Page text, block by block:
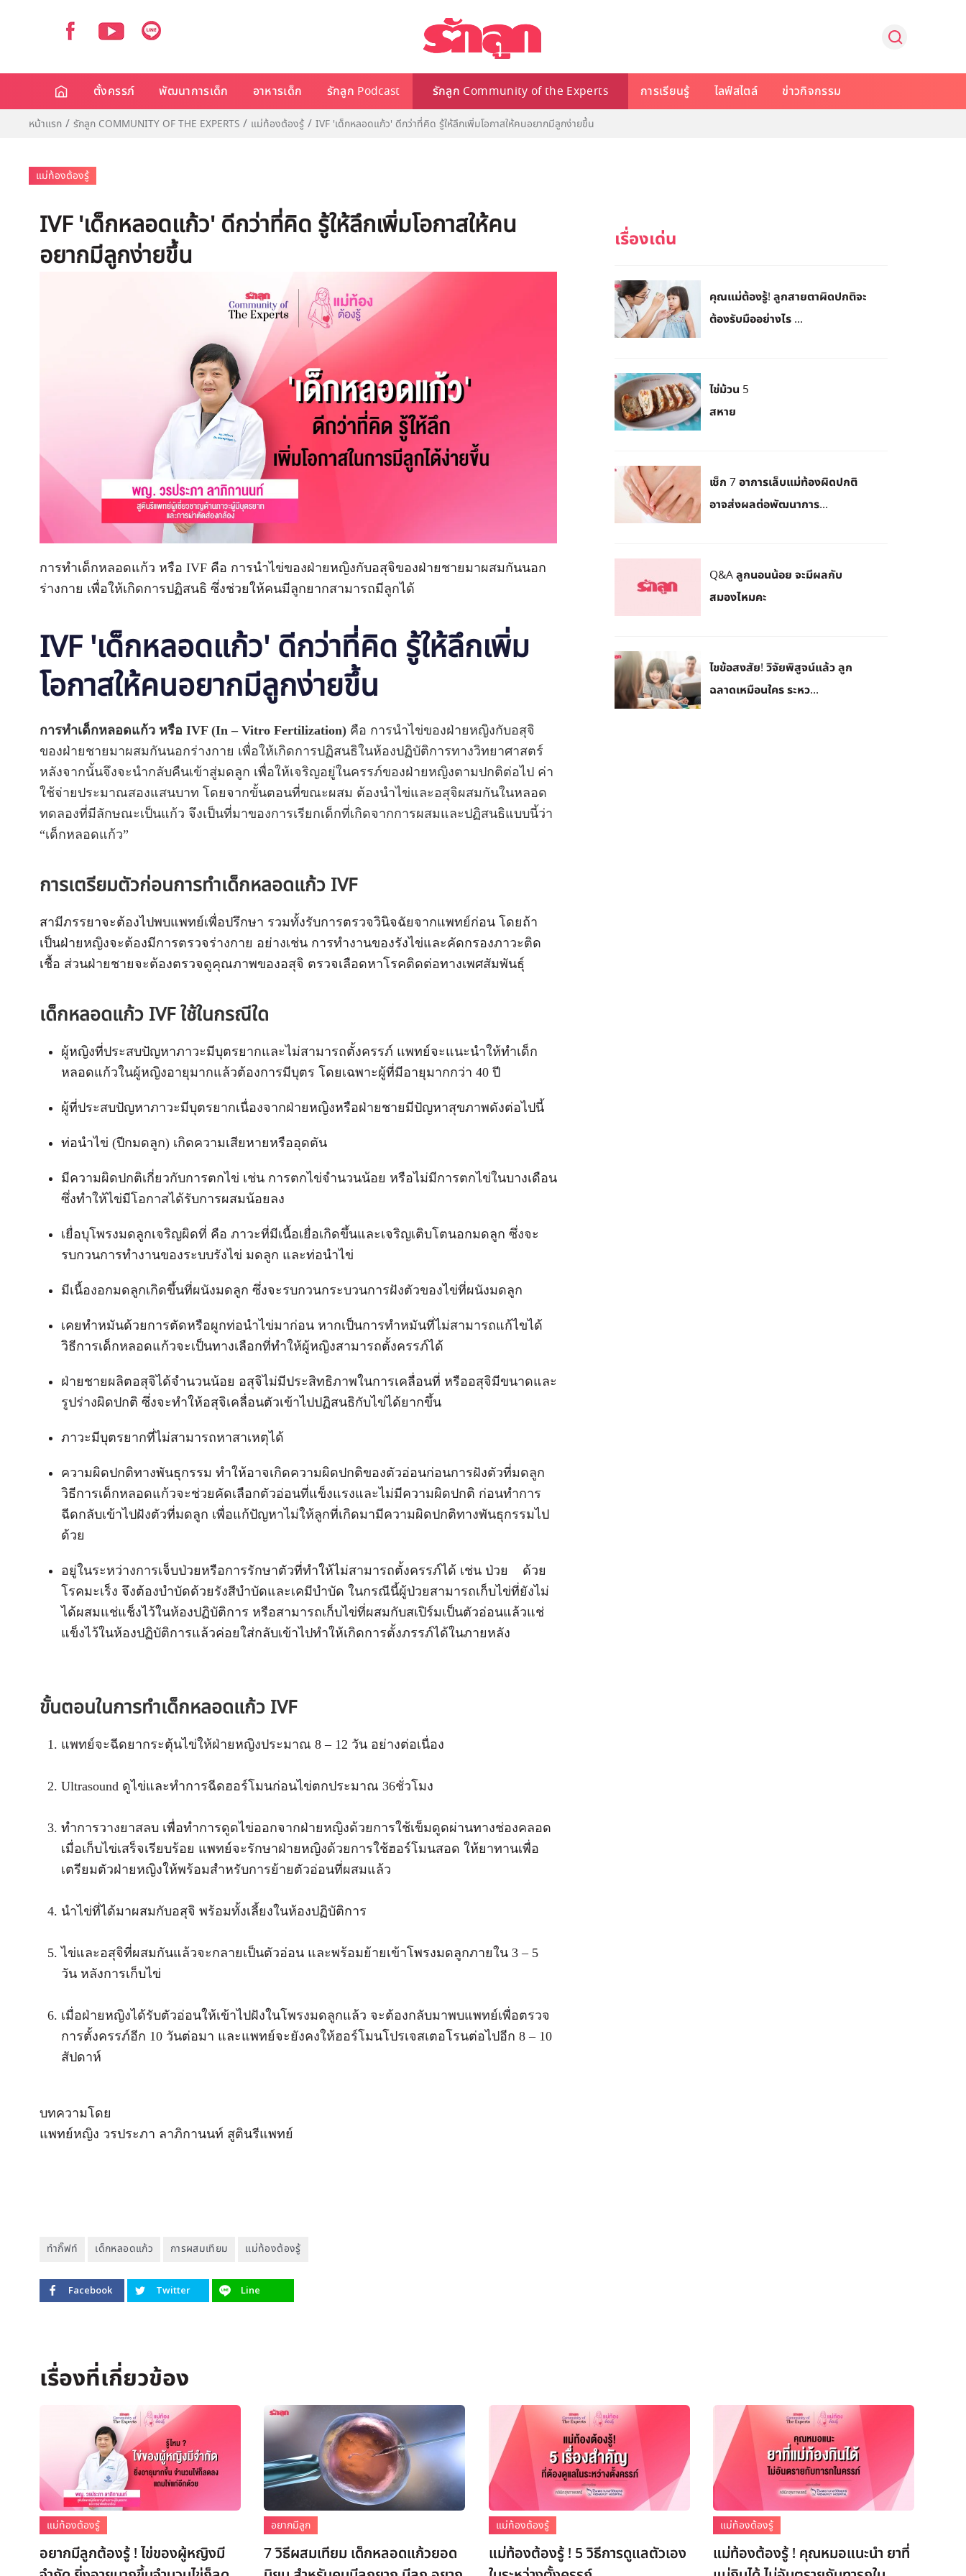
ตั้งครรภ์ พัฒนาการเด็ก อาหารเด็ก รักลูก Podcast รักลูก Community of the Experts การเรียนรู้ ไลฟ์สไตล์ ข่าวกิจกรรม
หน้าแรก รักลูก COMMUNITY OF THE EXPERTS แม่ท้องต้องรู้ IVF 'เด็กหลอดแก้ว' ดีกว่าที่คิด รู้ให้ลึกเพิ่มโอกาสให้คนอยากมีลูกง่ายขึ้น
แม่ท้องต้องรู้
IVF 'เด็กหลอดแก้ว' ดีกว่าที่คิด รู้ให้ลึกเพิ่มโอกาสให้คน
อยากมีลูกง่ายขึ้น
การทำเด็กหลอดแก้ว หรือ IVF คือ การนำไข่ของฝ่ายหญิงกับอสุจิของฝ่ายชายมาผสมกันนอก
ร่างกาย เพื่อให้เกิดการปฏิสนธิ ซึ่งช่วยให้คนมีลูกยากสามารถมีลูกได้
IVF 'เด็กหลอดแก้ว' ดีกว่าที่คิด รู้ให้ลึกเพิ่ม
โอกาสให้คนอยากมีลูกง่ายขึ้น
การทำเด็กหลอดแก้ว หรือ IVF (In – Vitro Fertilization) คือ การนำไข่ของฝ่ายหญิงกับอสุจิ
ของฝ่ายชายมาผสมกันนอกร่างกาย เพื่อให้เกิดการปฏิสนธิในห้องปฏิบัติการทางวิทยาศาสตร์
หลังจากนั้นจึงจะนำกลับคืนเข้าสู่มดลูก เพื่อให้เจริญอยู่ในครรภ์ของฝ่ายหญิงตามปกติต่อไป ค่า
ใช้จ่ายประมาณสองแสนบาท โดยจากขั้นตอนที่ขณะผสม ต้องนำไข่และอสุจิผสมกันในหลอด
ทดลองที่มีลักษณะเป็นแก้ว จึงเป็นที่มาของการเรียกเด็กที่เกิดจากการผสมและปฏิสนธิแบบนี้ว่า
“เด็กหลอดแก้ว”
การเตรียมตัวก่อนการทำเด็กหลอดแก้ว IVF
สามีภรรยาจะต้องไปพบแพทย์เพื่อปรึกษา รวมทั้งรับการตรวจวินิจฉัยจากแพทย์ก่อน โดยถ้า
เป็นฝ่ายหญิงจะต้องมีการตรวจร่างกาย อย่างเช่น การทำงานของรังไข่และคัดกรองภาวะติด
เชื้อ ส่วนฝ่ายชายจะต้องตรวจดูคุณภาพของอสุจิ ตรวจเลือดหาโรคติดต่อทางเพศสัมพันธุ์
เด็กหลอดแก้ว IVF ใช้ในกรณีใด
ผู้หญิงที่ประสบปัญหาภาวะมีบุตรยากและไม่สามารถตั้งครรภ์ แพทย์จะแนะนำให้ทำเด็ก
หลอดแก้วในผู้หญิงอายุมากแล้วต้องการมีบุตร โดยเฉพาะผู้ที่มีอายุมากกว่า 40 ปี
ผู้ที่ประสบปัญหาภาวะมีบุตรยากเนื่องจากฝ่ายหญิงหรือฝ่ายชายมีปัญหาสุขภาพดังต่อไปนี้
ท่อนำไข่ (ปีกมดลูก) เกิดความเสียหายหรืออุดตัน
มีความผิดปกติเกี่ยวกับการตกไข่ เช่น การตกไข่จำนวนน้อย หรือไม่มีการตกไข่ในบางเดือน
ซึ่งทำให้ไข่มีโอกาสได้รับการผสมน้อยลง
เยื่อบุโพรงมดลูกเจริญผิดที่ คือ ภาวะที่มีเนื้อเยื่อเกิดขึ้นและเจริญเติบโตนอกมดลูก ซึ่งจะ
รบกวนการทำงานของระบบรังไข่ มดลูก และท่อนำไข่
มีเนื้องอกมดลูกเกิดขึ้นที่ผนังมดลูก ซึ่งจะรบกวนกระบวนการฝังตัวของไข่ที่ผนังมดลูก
เคยทำหมันด้วยการตัดหรือผูกท่อนำไข่มาก่อน หากเป็นการทำหมันที่ไม่สามารถแก้ไขได้
วิธีการเด็กหลอดแก้วจะเป็นทางเลือกที่ทำให้ผู้หญิงสามารถตั้งครรภ์ได้
ฝ่ายชายผลิตอสุจิได้จำนวนน้อย อสุจิไม่มีประสิทธิภาพในการเคลื่อนที่ หรืออสุจิมีขนาดและ
รูปร่างผิดปกติ ซึ่งจะทำให้อสุจิเคลื่อนตัวเข้าไปปฏิสนธิกับไข่ได้ยากขึ้น
ภาวะมีบุตรยากที่ไม่สามารถหาสาเหตุได้
ความผิดปกติทางพันธุกรรม ทำให้อาจเกิดความผิดปกติของตัวอ่อนก่อนการฝังตัวที่มดลูก
วิธีการเด็กหลอดแก้วจะช่วยคัดเลือกตัวอ่อนที่แข็งแรงและไม่มีความผิดปกติ ก่อนทำการ
ฉีดกลับเข้าไปฝังตัวที่มดลูก เพื่อแก้ปัญหาไม่ให้ลูกที่เกิดมามีความผิดปกติทางพันธุกรรมไป
ด้วย
อยู่ในระหว่างการเจ็บป่วยหรือการรักษาตัวที่ทำให้ไม่สามารถตั้งครรภ์ได้ เช่น ป่วย ด้วย
โรคมะเร็ง จึงต้องบำบัดด้วยรังสีบำบัดและเคมีบำบัด ในกรณีนี้ผู้ป่วยสามารถเก็บไข่ที่ยังไม่
ได้ผสมแช่แช็งไว้ในห้องปฏิบัติการ หรือสามารถเก็บไข่ที่ผสมกับสเปิร์มเป็นตัวอ่อนแล้วแช่
แข็งไว้ในห้องปฏิบัติการแล้วค่อยใส่กลับเข้าไปทำให้เกิดการตั้งภรรภ์ได้ในภายหลัง
ขั้นตอนในการทำเด็กหลอดแก้ว IVF
แพทย์จะฉีดยากระตุ้นไข่ให้ฝ่ายหญิงประมาณ 8 – 12 วัน อย่างต่อเนื่อง
Ultrasound ดูไข่และทำการฉีดฮอร์โมนก่อนไข่ตกประมาณ 36ชั่วโมง
ทำการวางยาสลบ เพื่อทำการดูดไข่ออกจากฝ่ายหญิงด้วยการใช้เข็มดูดผ่านทางช่องคลอด
เมื่อเก็บไข่เสร็จเรียบร้อย แพทย์จะรักษาฝ่ายหญิงด้วยการใช้ฮอร์โมนสอด ให้ยาทานเพื่อ
เตรียมตัวฝ่ายหญิงให้พร้อมสำหรับการย้ายตัวอ่อนที่ผสมแล้ว
นำไข่ที่ได้มาผสมกับอสุจิ พร้อมทั้งเลี้ยงในห้องปฏิบัติการ
ไข่และอสุจิที่ผสมกันแล้วจะกลายเป็นตัวอ่อน และพร้อมย้ายเข้าโพรงมดลูกภายใน 3 – 5
วัน หลังการเก็บไข่
เมื่อฝ่ายหญิงได้รับตัวอ่อนให้เข้าไปฝังในโพรงมดลูกแล้ว จะต้องกลับมาพบแพทย์เพื่อตรวจ
การตั้งครรภ์อีก 10 วันต่อมา และแพทย์จะยังคงให้ฮอร์โมนโปรเจสเตอโรนต่อไปอีก 8 – 10
สัปดาห์
บทความโดย
แพทย์หญิง วรประภา ลาภิกานนท์ สูตินรีแพทย์
ทำกิ๊ฟท์ เด็กหลอดแก้ว การผสมเทียม แม่ท้องต้องรู้
Facebook Twitter Line
คุณแม่ต้องรู้! ลูกสายตาผิดปกติจะ
ต้องรับมืออย่างไร ...
ไข่ม้วน 5
สหาย
เช็ก 7 อาการเล็บแม่ท้องผิดปกติ
อาจส่งผลต่อพัฒนาการ...
Q&A ลูกนอนน้อย จะมีผลกับ
สมองไหมคะ
ไขข้อสงสัย! วิจัยพิสูจน์แล้ว ลูก
ฉลาดเหมือนใคร ระหว...
แม่ท้องต้องรู้
อยากมีลูกต้องรู้ ! ไข่ของผู้หญิงมี
อยากมีลูก
7 วิธีผสมเทียม เด็กหลอดแก้วยอด
แม่ท้องต้องรู้
​แม่ท้องต้องรู้ ! 5 วิธีการดูแลตัวเอง
แม่ท้องต้องรู้
แม่ท้องต้องรู้ ! คุณหมอแนะนำ ยาที่